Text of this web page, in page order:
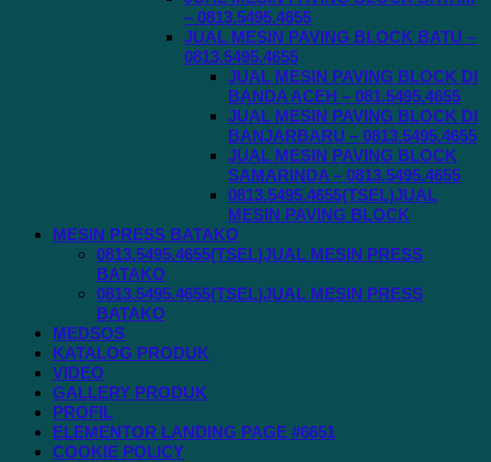
– 0813.5495.4655
JUAL MESIN PAVING BLOCK BATU –
0813.5495.4655
JUAL MESIN PAVING BLOCK DI
BANDA ACEH – 081.5495.4655
JUAL MESIN PAVING BLOCK DI
BANJARBARU – 0813.5495.4655
JUAL MESIN PAVING BLOCK
SAMARINDA – 0813.5495.4655
0813.5495.4655(TSEL)JUAL
MESIN PAVING BLOCK
MESIN PRESS BATAKO
0813.5495.4655(TSEL)JUAL MESIN PRESS
BATAKO
0813.5495.4655(TSEL)JUAL MESIN PRESS
BATAKO
MEDSOS
KATALOG PRODUK
VIDEO
GALLERY PRODUK
PROFIL
ELEMENTOR LANDING PAGE #6651
COOKIE POLICY